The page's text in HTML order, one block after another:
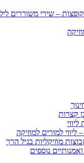
– שירי משוררים
קצרות
ליווי למורים למוזיקה
מוזיקליות בגיל הרך
נוספים